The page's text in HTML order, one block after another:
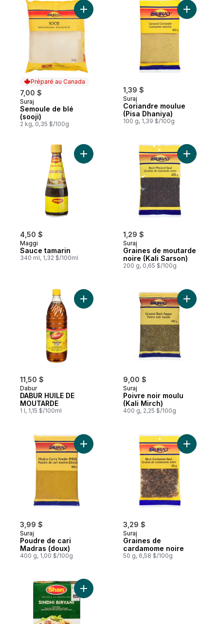
Préparé au Canada
7,00 $
Préparé au Canada
Suraj
Semoule de blé
(sooji)
2 kg, 0,35 $/100g
Ajouter Semoule de blé (sooji) au panier
1,39 $
Suraj
Coriandre moulue
(Pisa Dhaniya)
100 g, 1,39 $/100g
Ajouter
4,50 $
Maggi
Sauce tamarin
340 ml, 1,32 $/100ml
Ajouter Sauce tamarin au panier
1,29 $
Suraj
Graines de moutarde
noire (Kali Sarson)
200 g, 0,65 $/100g
Ajouter
11,50 $
Dabur
DABUR HUILE DE
MOUTARDE
1 l, 1,15 $/100ml
Ajouter DABUR HUILE DE MOUTARDE au
9,00 $
Suraj
Poivre noir moulu
(Kali Mirch)
400 g, 2,25 $/100g
Ajouter
3,99 $
Suraj
Poudre de cari
Madras (doux)
400 g, 1,00 $/100g
Ajouter Poudre de cari Madras (doux) au
3,29 $
Suraj
Graines de
cardamome noire
50 g, 6,58 $/100g
Ajouter
Ajouter Mélange d’épices sindhi biryani